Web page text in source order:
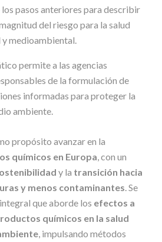
pasos anteriores para describir
del riesgo para la salud
y medioambiental.
permite a las agencias
de la formulación de
informadas para proteger la
ambiente.
propósito avanzar en la
químicos en Europa , con un
y la transición hacia
y menos contaminantes . Se
que aborde los efectos a
químicos en la salud
, impulsando métodos